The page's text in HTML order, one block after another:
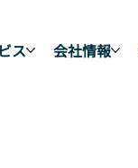
ス 会社情報